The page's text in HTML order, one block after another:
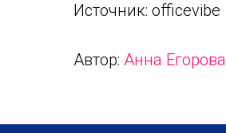
Источник: officevibe
Автор: Анна Егорова